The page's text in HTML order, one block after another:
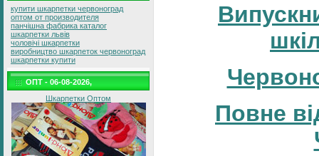
купити шкарпетки червоноград
оптом от производителя
панчішна фабрика каталог
шкарпетки львів
чоловічі шкарпетки
виробництво шкарпеток червоноград
шкарпетки купити
ОПТ - 06-08-2026,
Шкарпетки Оптом
Повне